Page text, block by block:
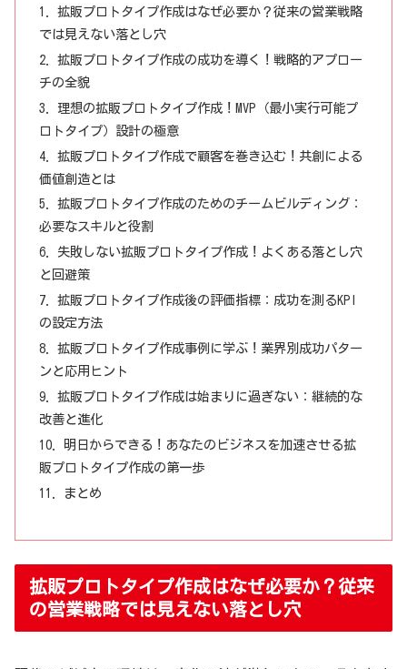
拡販プロトタイプ作成はなぜ必要か？従来の営業戦略
では見えない落とし穴
拡販プロトタイプ作成の成功を導く！戦略的アプロー
チの全貌
理想の拡販プロトタイプ作成！MVP（最小実行可能プ
ロトタイプ）設計の極意
拡販プロトタイプ作成で顧客を巻き込む！共創による
価値創造とは
拡販プロトタイプ作成のためのチームビルディング：
必要なスキルと役割
失敗しない拡販プロトタイプ作成！よくある落とし穴
と回避策
拡販プロトタイプ作成後の評価指標：成功を測るKPI
の設定方法
拡販プロトタイプ作成事例に学ぶ！業界別成功パター
ンと応用ヒント
拡販プロトタイプ作成は始まりに過ぎない：継続的な
改善と進化
明日からできる！あなたのビジネスを加速させる拡
販プロトタイプ作成の第一歩
まとめ
拡販プロトタイプ作成はなぜ必要か？従来
の営業戦略では見えない落とし穴